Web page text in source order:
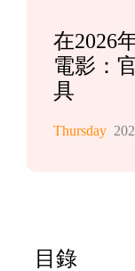
在2026
電影：
具
Thursday
目錄